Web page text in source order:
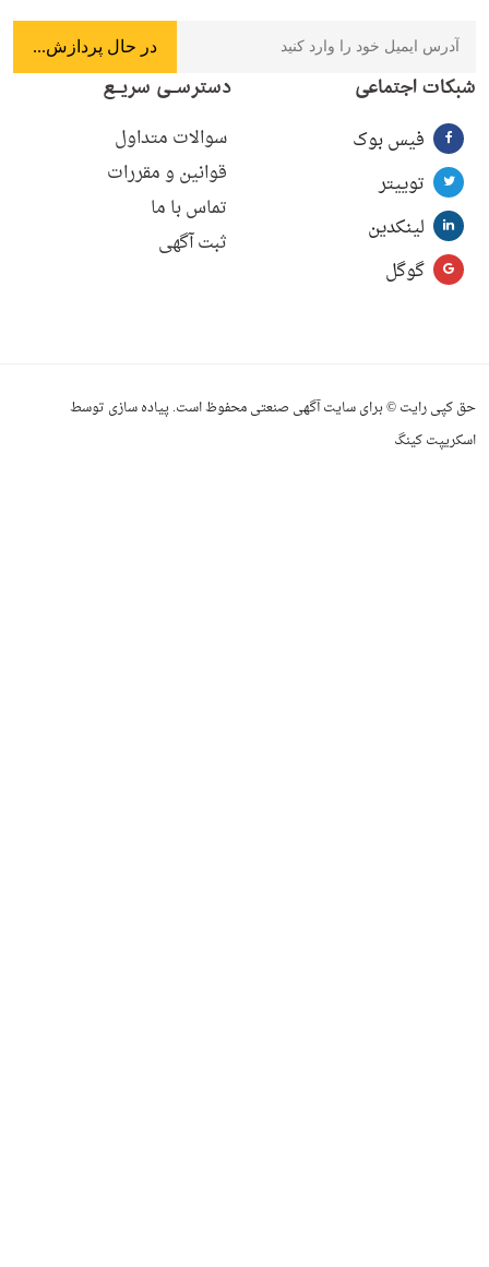
شبکات اجتماعی
فیس بوک
توییتر
لینکدین
گوگل
دسترسـی سریـع
سوالات متداول
قوانین و مقررات
تماس با ما
ثبت آگهی
حق کپی رایت © برای سایت آگهی صنعتی محفوظ است. پیاده سازی توسط
اسکریپت کینگ